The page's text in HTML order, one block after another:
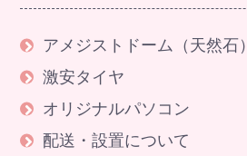
アメジストドーム（天然石）
激安タイヤ
オリジナルパソコン
配送・設置について